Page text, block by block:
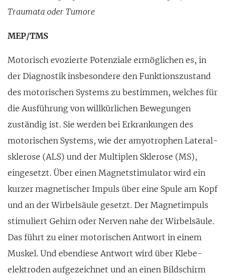
Traumata oder Tumore
MEP/TMS
Motorisch evozierte Potenziale ermög­lichen es, in
der Diagnostik insbesondere den Funktions­zustand
des motori­schen Systems zu bestimmen, welches für
die Aus­führung von willkür­lichen Bewegungen
zuständig ist. Sie werden bei Erkrankungen des
motorischen Systems, wie der amyo­trophen Lateral­
sklerose (ALS) und der Multiplen Skle­rose (MS),
eingesetzt. Über einen Mag­netstimulator wird ein
kurzer magne­tischer Impuls über eine Spule am Kopf
und an der Wirbelsäule gesetzt. Der Mag­netimpuls
stimuliert Gehirn oder Nerven nahe der Wirbel­säule.
Das führt zu einer moto­rischen Antwort in einem
Muskel. Und eben­diese Antwort wird über Klebe­
elektroden aufgezeichnet und an einen Bild­schirm